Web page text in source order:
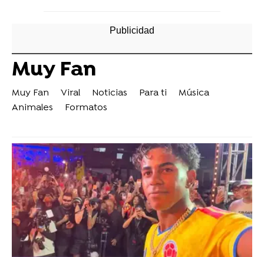
Muy Fan
Muy Fan Viral Noticias Para ti
Música
Animales
Formatos